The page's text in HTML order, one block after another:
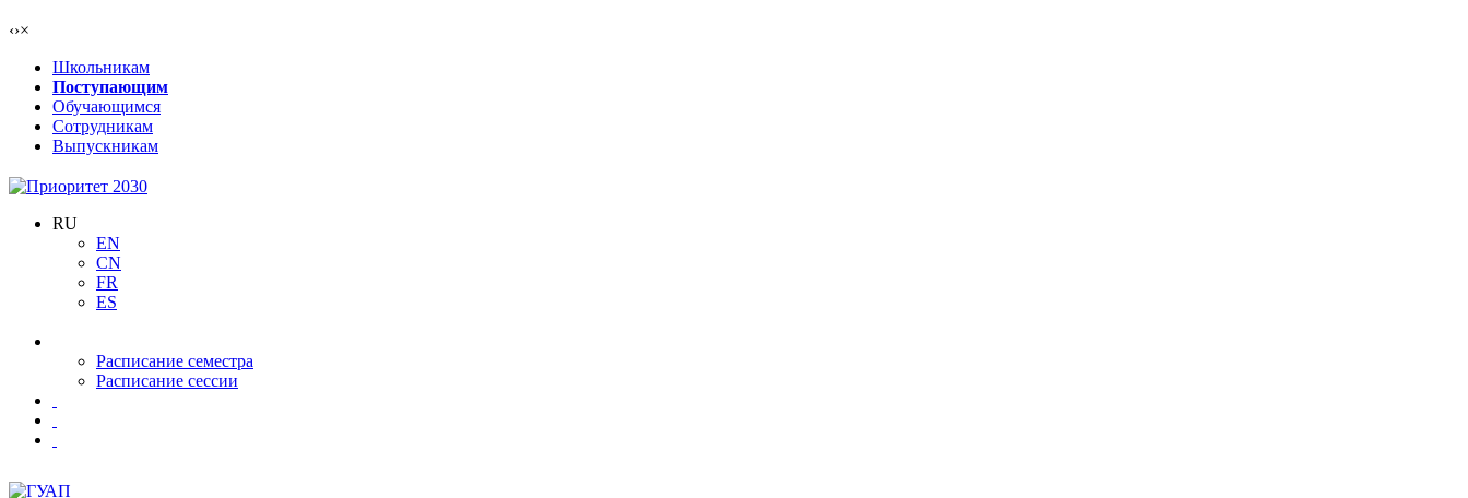
‹›×
Школьникам
Поступающим
Обучающимся
Сотрудникам
Выпускникам
RU
EN
CN
FR
ES
Расписание семестра
Расписание сессии